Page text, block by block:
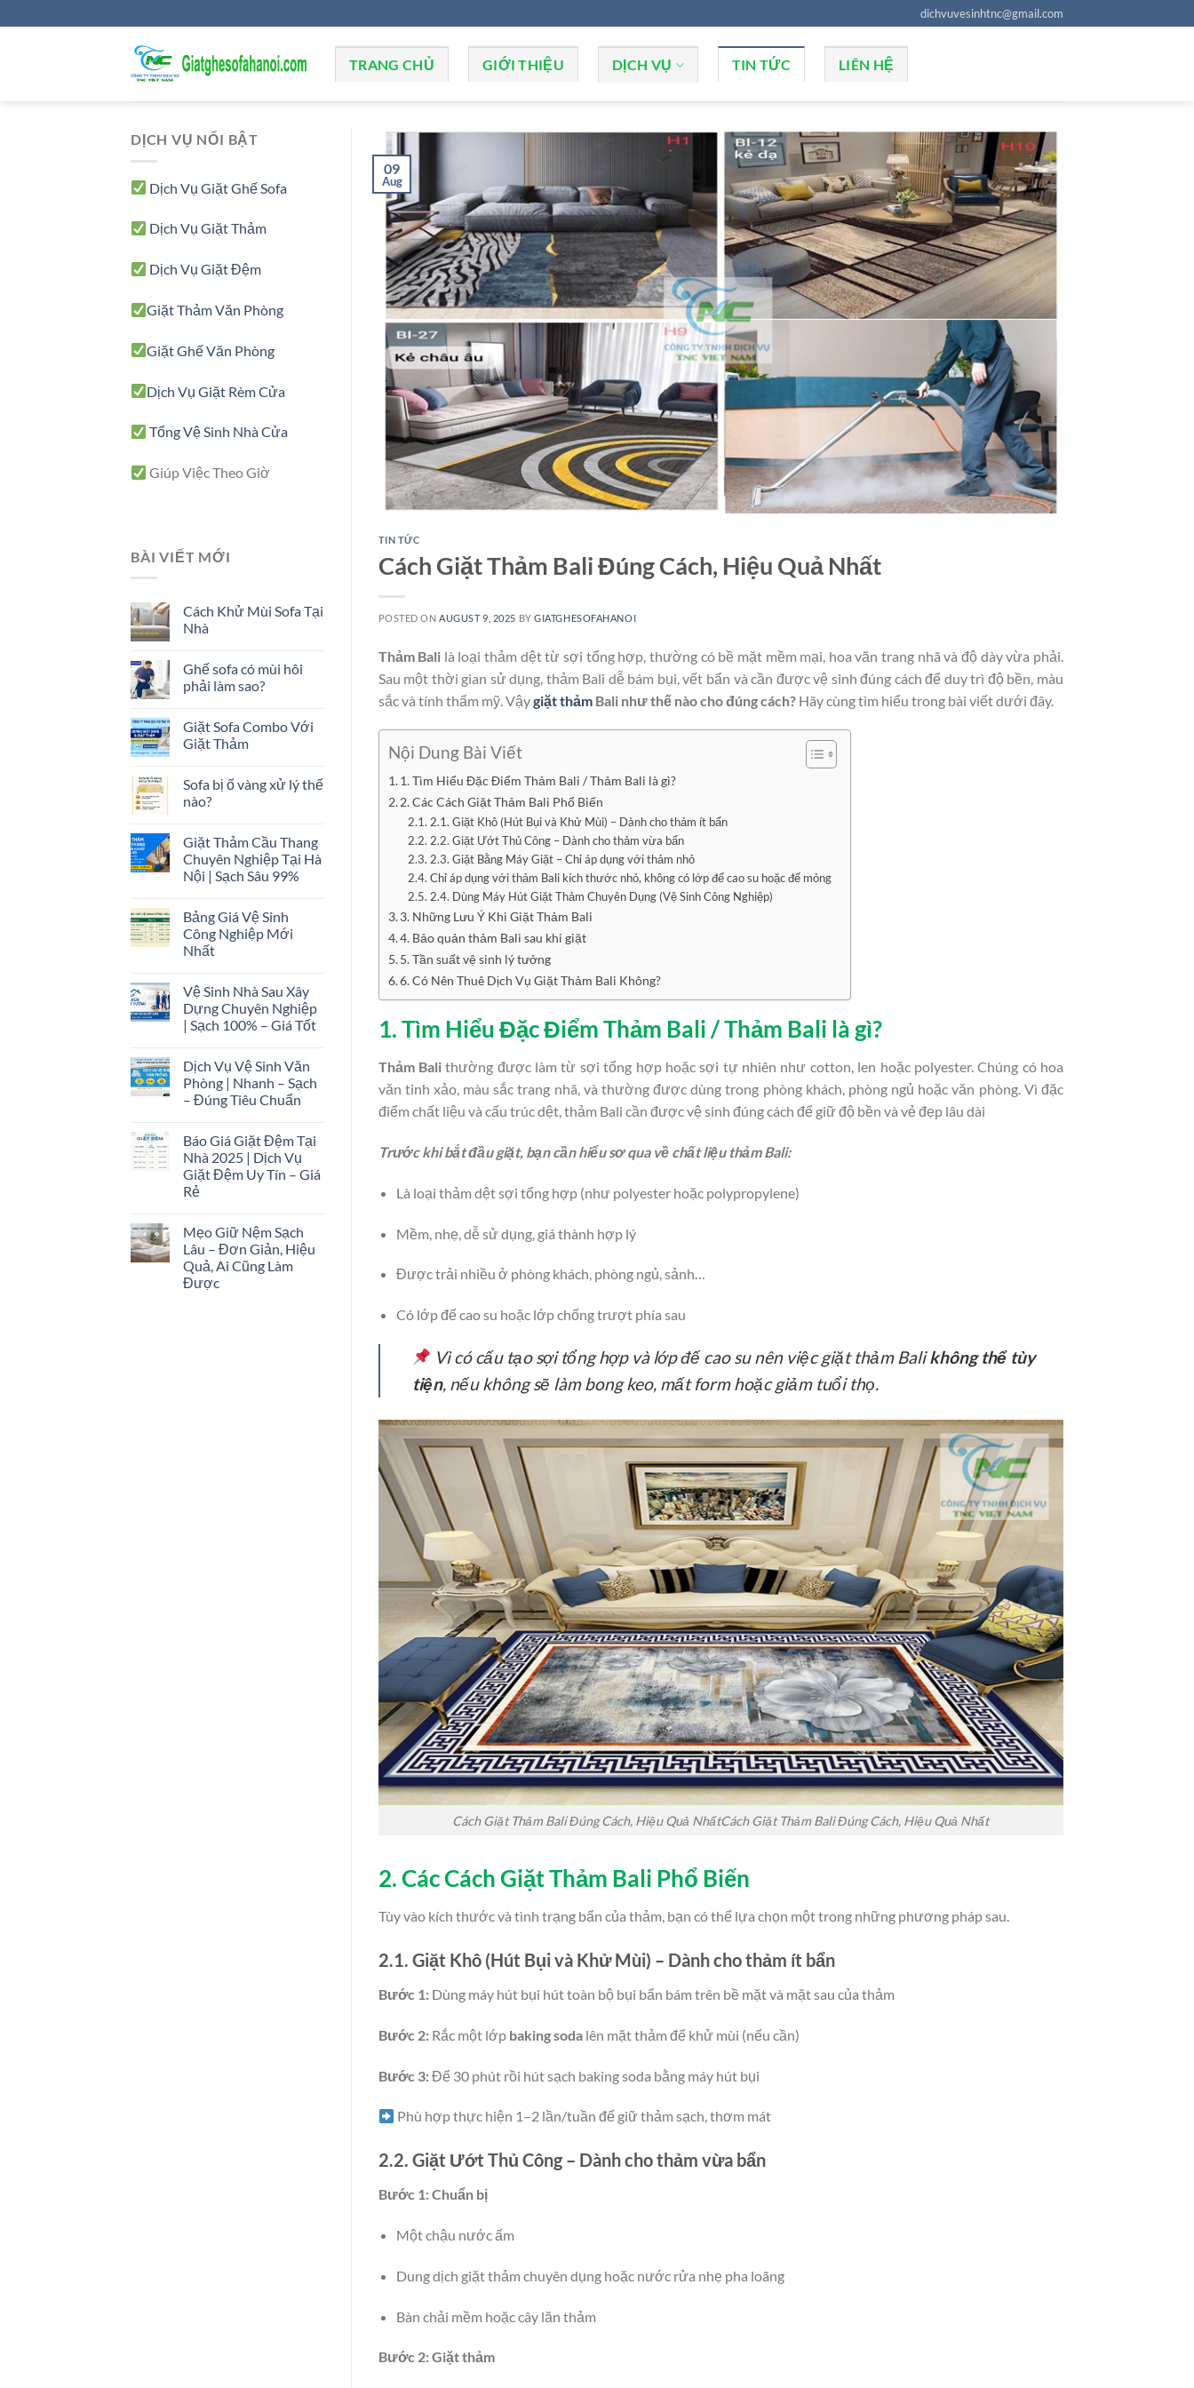
to
dichvuvesinhtnc@gmail.com
TRANG CHỦ GIỚI THIỆU DỊCH VỤ TIN TỨC LIÊN HỆ
DỊCH VỤ NỔI BẬT
Dịch Vụ Giặt Ghế Sofa
Dịch Vụ Giặt Thảm
Dịch Vụ Giặt Đệm
Giặt Thảm Văn Phòng
Giặt Ghế Văn Phòng
Dịch Vụ Giặt Rèm Cửa
Tổng Vệ Sinh Nhà Cửa
Giúp Việc Theo Giờ
BÀI VIẾT MỚI
Cách Khử Mùi Sofa Tại
Nhà
Ghế sofa có mùi hôi
phải làm sao?
Giặt Sofa Combo Với
Giặt Thảm
Sofa bị ố vàng xử lý thế
nào?
Giặt Thảm Cầu Thang
Chuyên Nghiệp Tại Hà
Nội | Sạch Sâu 99%
Bảng Giá Vệ Sinh
Công Nghiệp Mới
Nhất
Vệ Sinh Nhà Sau Xây
Dựng Chuyên Nghiệp
| Sạch 100% – Giá Tốt
Dịch Vụ Vệ Sinh Văn
Phòng | Nhanh – Sạch
– Đúng Tiêu Chuẩn
Báo Giá Giặt Đệm Tại
Nhà 2025 | Dịch Vụ
Giặt Đệm Uy Tín – Giá
Rẻ
Mẹo Giữ Nệm Sạch
Lâu – Đơn Giản, Hiệu
Quả, Ai Cũng Làm
Được
09
Aug
TIN TỨC
Cách Giặt Thảm Bali Đúng Cách, Hiệu Quả Nhất
POSTED ON AUGUST 9, 2025 BYGIATGHESOFAHANOI
Thảm Bali là loại thảm dệt từ sợi tổng hợp, thường có bề mặt mềm mại, hoa văn trang nhã và độ dày vừa phải.
Sau một thời gian sử dụng, thảm Bali dễ bám bụi, vết bẩn và cần được vệ sinh đúng cách để duy trì độ bền, màu
sắc và tính thẩm mỹ. Vậygiặt thảmBali như thế nào cho đúng cách?Hãy cùng tìm hiểu trong bài viết dưới đây.
Nội Dung Bài Viết
1. Tìm Hiểu Đặc Điểm Thảm Bali / Thảm Bali là gì?
2. Các Cách Giặt Thảm Bali Phổ Biến
2.1. Giặt Khô (Hút Bụi và Khử Mùi) – Dành cho thảm ít bẩn
2.2. Giặt Ướt Thủ Công – Dành cho thảm vừa bẩn
2.3. Giặt Bằng Máy Giặt – Chỉ áp dụng với thảm nhỏ
Chỉ áp dụng với thảm Bali kích thước nhỏ, không có lớp đế cao su hoặc đế mỏng
2.4. Dùng Máy Hút Giặt Thảm Chuyên Dụng (Vệ Sinh Công Nghiệp)
3. Những Lưu Ý Khi Giặt Thảm Bali
4. Bảo quản thảm Bali sau khi giặt
5. Tần suất vệ sinh lý tưởng
6. Có Nên Thuê Dịch Vụ Giặt Thảm Bali Không?
1. Tìm Hiểu Đặc Điểm Thảm Bali / Thảm Bali là gì?
Thảm Balithường được làm từ sợi tổng hợp hoặc sợi tự nhiên như cotton, len hoặc polyester. Chúng có hoa
văn tinh xảo, màu sắc trang nhã, và thường được dùng trong phòng khách, phòng ngủ hoặc văn phòng. Vì đặc
điểm chất liệu và cấu trúc dệt, thảm Bali cần được vệ sinh đúng cách để giữ độ bền và vẻ đẹp lâu dài
Trước khi bắt đầu giặt, bạn cần hiểu sơ qua về chất liệu thảm Bali:
Là loại thảm dệt sợi tổng hợp (như polyester hoặc polypropylene)
Mềm, nhẹ, dễ sử dụng, giá thành hợp lý
Được trải nhiều ở phòng khách, phòng ngủ, sảnh…
Có lớp đế cao su hoặc lớp chống trượt phía sau
Vì có cấu tạo sợi tổng hợp và lớp đế cao su nên việc giặt thảm Balikhông thể tùy
tiện, nếu không sẽ làm bong keo, mất form hoặc giảm tuổi thọ.
Cách Giặt Thảm Bali Đúng Cách, Hiệu Quả NhấtCách Giặt Thảm Bali Đúng Cách, Hiệu Quả Nhất
2. Các Cách Giặt Thảm Bali Phổ Biến
Tùy vào kích thước và tình trạng bẩn của thảm, bạn có thể lựa chọn một trong những phương pháp sau.
2.1. Giặt Khô (Hút Bụi và Khử Mùi) – Dành cho thảm ít bẩn
Bước 1:Dùng máy hút bụi hút toàn bộ bụi bẩn bám trên bề mặt và mặt sau của thảm
Bước 2:Rắc một lớp baking sodalên mặt thảm để khử mùi (nếu cần)
Bước 3:Để 30 phút rồi hút sạch baking soda bằng máy hút bụi
Phù hợp thực hiện 1–2 lần/tuần để giữ thảm sạch, thơm mát
2.2. Giặt Ướt Thủ Công – Dành cho thảm vừa bẩn
Bước 1: Chuẩn bị
Một chậu nước ấm
Dung dịch giặt thảm chuyên dụng hoặc nước rửa nhẹ pha loãng
Bàn chải mềm hoặc cây lăn thảm
Bước 2: Giặt thảm